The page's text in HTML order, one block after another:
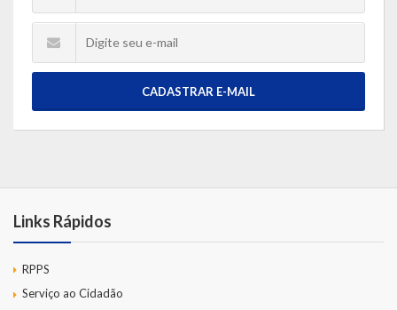
CADASTRAR E-MAIL
Links Rápidos
RPPS
Serviço ao Cidadão